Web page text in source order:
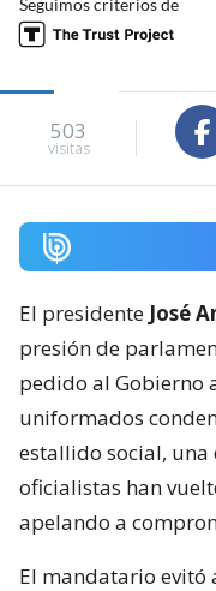
Seguimos criterios de
503
visitas
El presidente José
presión de
pedido al Gobierno
uniformados
estallido social, una
oficialistas han
apelando a
El mandatario evitó